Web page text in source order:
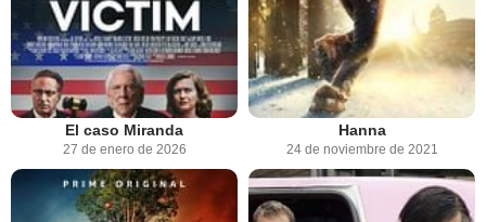
El caso Miranda
27 de enero de 2026
Hanna
24 de noviembre de 2021